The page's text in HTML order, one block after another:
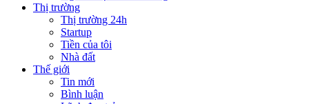
Thị trường
Thị trường 24h
Startup
Tiền của tôi
Nhà đất
Thế giới
Tin mới
Bình luận